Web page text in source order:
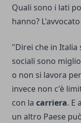
Quali sono i lati
hanno?
"Direi che in Italia
sociali sono
o non si lavora
invece non c'è
con la carriera. E
un altro Paese